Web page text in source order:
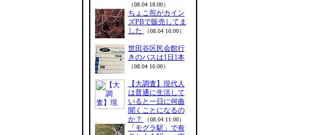
（08.04 18:00）
ちょこ煎がカイン
ズPBで販売してま
した
（08.04 16:00）
世田谷区民会館行
きのバスは1日1本
（08.04 16:00）
【大調査】現代人
は普通に生活して
いると一日に何曲
聞くことになるの
か？
（08.04 11:00）
「モグラ駅」で有